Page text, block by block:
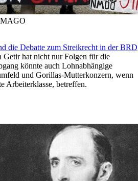
die Debatte zum Streikrecht in der BRD
Getir hat nicht nur Folgen für die
könnte auch Lohnabhängige
und Gorillas-Mutterkonzern, wenn
Arbeiterklasse, betreffen.